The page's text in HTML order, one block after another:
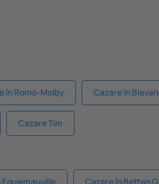
în Romo-Molby Cazare în
Cazare Tim
Equwmauville Cazare în Bettws